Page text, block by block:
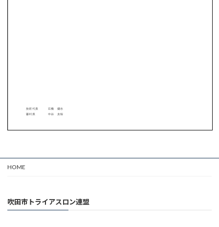
HOME
吹田市トライアスロン連盟